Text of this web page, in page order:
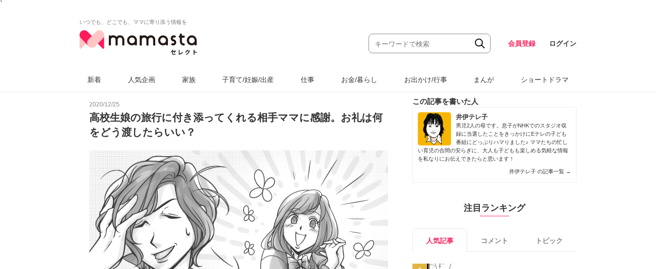
`
いつでも、どこでも、ママに寄り添う情報を
会員登録 ログイン
新着 人気企画 家族 子育て/妊娠/出産 仕事 お金/暮らし お出かけ/行事 まんが ショートドラマ
2020/12/25
高校生娘の旅行に付き添ってくれる相手ママに感謝。お礼は何
をどう渡したらいい？
この記事を書いた人
井伊テレ子
男児2人の母です。息子がNHKでのスタジオ収
録に当選したことをきっかけにEテレの子ども
番組にどっぷりハマりました♪ ママたちの忙し
い育児の合間の安らぎに、大人も子どもも楽しめる気軽な情報
を私なりにお伝えできたらと思います！
井伊テレ子 の記事一覧 →
注目ランキング
人気記事 コメント トピック